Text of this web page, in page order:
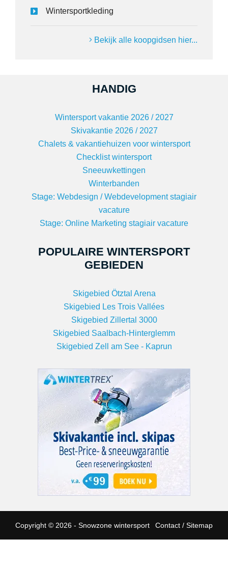
Wintersportkleding
Bekijk alle koopgidsen hier...
HANDIG
Wintersport vakantie 2026 / 2027
Skivakantie 2026 / 2027
Chalets & vakantiehuizen voor wintersport
Checklist wintersport
Sneeuwkettingen
Winterbanden
Stage: Webdesign / Webdevelopment stagiair
vacature
Stage: Online Marketing stagiair vacature
POPULAIRE WINTERSPORT
GEBIEDEN
Skigebied Ötztal Arena
Skigebied Les Trois Vallées
Skigebied Zillertal 3000
Skigebied Saalbach-Hinterglemm
Skigebied Zell am See - Kaprun
Copyright © 2026 - Snowzone wintersport Contact / Sitemap